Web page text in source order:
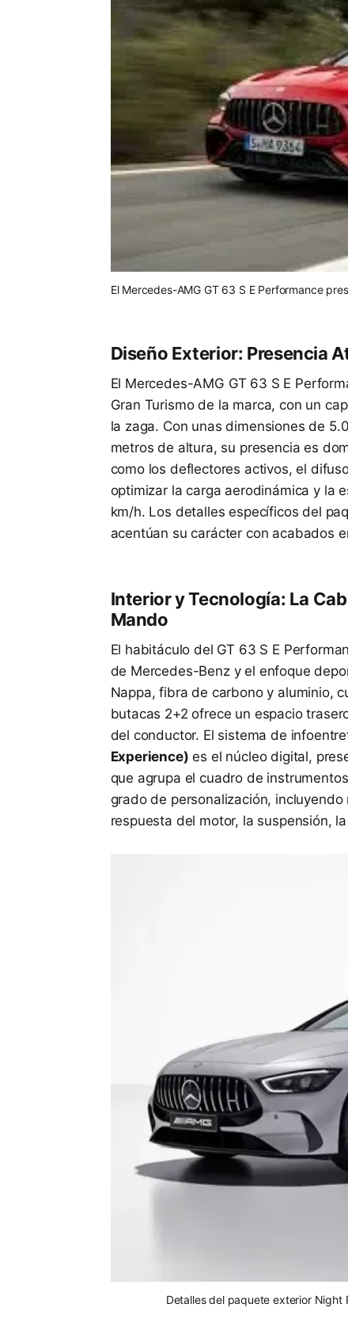
El Mercedes-AMG GT 63 S E Performance
Diseño Exterior: Presencia
El Mercedes-AMG GT 63 S E
Gran Turismo de la marca, con un
la zaga. Con unas dimensiones de
metros de altura, su presencia es
como los deflectores activos, el
optimizar la carga aerodinámica y la
km/h. Los detalles específicos del
acentúan su carácter con acabados
Interior y Tecnología: La
Mando
El habitáculo del GT 63 S E
de Mercedes-Benz y el enfoque
Nappa, fibra de carbono y aluminio,
butacas 2+2 ofrece un espacio
del conductor. El sistema de
Experience) es el núcleo digital,
que agrupa el cuadro de
grado de personalización,
respuesta del motor, la suspensión,
Detalles del paquete exterior Night